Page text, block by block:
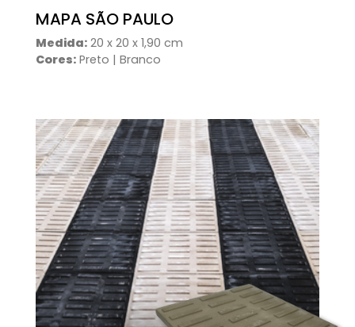
MAPA SÃO PAULO
Medida: 20 x 20 x 1,90 cm
Cores: Preto | Branco